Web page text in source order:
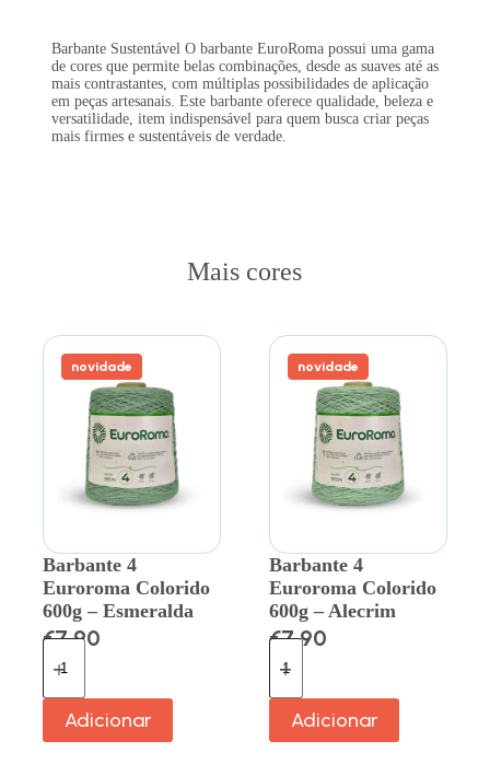
Barbante Sustentável O barbante EuroRoma possui uma gama
de cores que permite belas combinações, desde as suaves até as
mais contrastantes, com múltiplas possibilidades de aplicação
em peças artesanais. Este barbante oferece qualidade, beleza e
versatilidade, item indispensável para quem busca criar peças
mais firmes e sustentáveis de verdade.
Mais cores
novidade
Barbante 4
Euroroma Colorido
600g – Esmeralda
€7.90
Adicionar
novidade
Barbante 4
Euroroma Colorido
600g – Alecrim
€7.90
Adicionar